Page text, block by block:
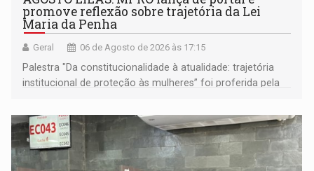
promove reflexão sobre trajetória da Lei
Maria da Penha
Geral 06 de Agosto de 2026 às 17:15
Palestra "Da constitucionalidade à atualidade: trajetória
institucional de proteção às mulheres” foi proferida pela
Goiás